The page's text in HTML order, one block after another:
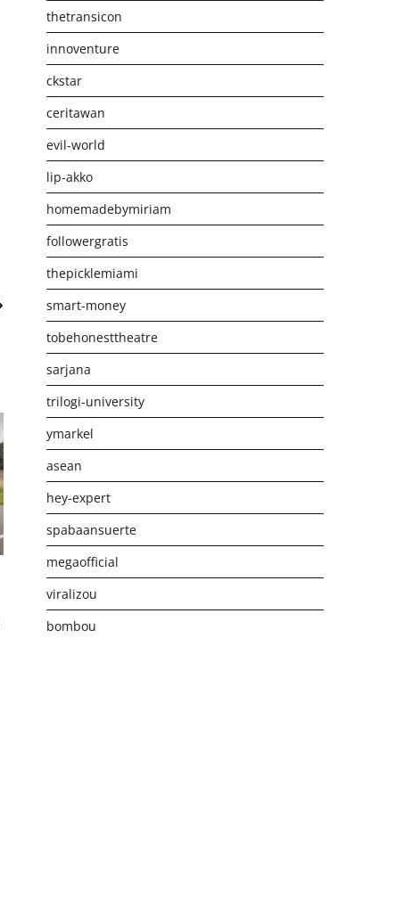
thetransicon
innoventure
ckstar
ceritawan
evil-world
lip-akko
homemadebymiriam
followergratis
thepicklemiami
smart-money
tobehonesttheatre
sarjana
trilogi-university
ymarkel
asean
hey-expert
spabaansuerte
megaofficial
viralizou
bombou